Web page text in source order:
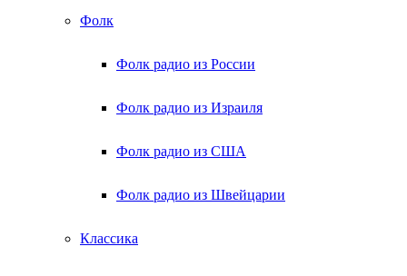
Фолк
Фолк радио из России
Фолк радио из Израиля
Фолк радио из США
Фолк радио из Швейцарии
Классика